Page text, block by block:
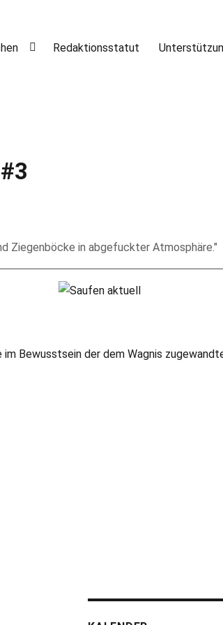
Redaktionsstatut
Ziegenböcke in abgefuckter Atmosphäre."
Bewusstsein der dem Wagnis